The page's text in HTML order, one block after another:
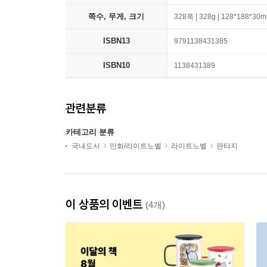
쪽수, 무게, 크기 328쪽 | 328g |
ISBN13 9791138431385
ISBN10 1138431389
관련분류
카테고리 분류
국내도서 만화/라이트노벨 라이트노벨 판타지
이 상품의 이벤트 (4개)